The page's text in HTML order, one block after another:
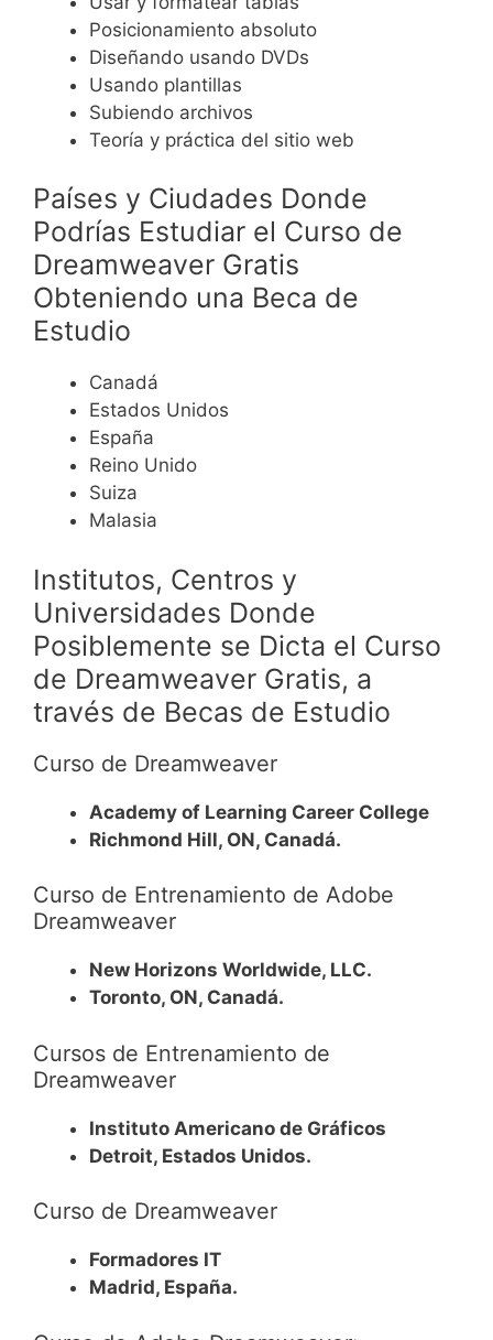
Posicionamiento absoluto
Diseñando usando DVDs
Usando plantillas
Subiendo archivos
Teoría y práctica del sitio web
Países y Ciudades Donde
Podrías Estudiar el Curso de
Dreamweaver Gratis
Obteniendo una Beca de
Estudio
Canadá
Estados Unidos
España
Reino Unido
Suiza
Malasia
Institutos, Centros y
Universidades Donde
Posiblemente se Dicta el Curso
de Dreamweaver Gratis, a
través de Becas de Estudio
Curso de Dreamweaver
Academy of Learning Career College
Richmond Hill, ON, Canadá.
Curso de Entrenamiento de Adobe
Dreamweaver
New Horizons Worldwide, LLC.
Toronto, ON, Canadá.
Cursos de Entrenamiento de
Dreamweaver
Instituto Americano de Gráficos
Detroit, Estados Unidos.
Curso de Dreamweaver
Formadores IT
Madrid, España.